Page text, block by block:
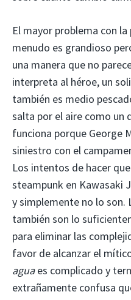
El mayor problema con
menudo es grandioso
una manera que no
interpreta al héroe, un
también es medio
salta por el aire como un
funciona porque George
siniestro con el
Los intentos de hacer
steampunk en Kawasaki
y simplemente no lo son.
también son lo
para eliminar las
favor de alcanzar el
aguaes complicado y
extrañamente confusa